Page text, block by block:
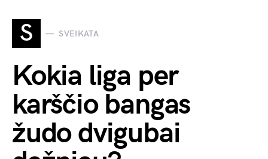
S SVEIKATA
Kokia liga per
karščio bangas
žudo dvigubai